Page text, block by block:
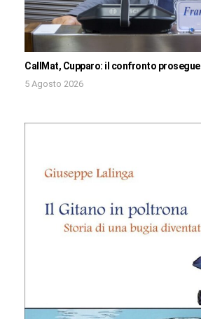
CallMat, Cupparo: il confronto prosegue
5 Agosto 2026